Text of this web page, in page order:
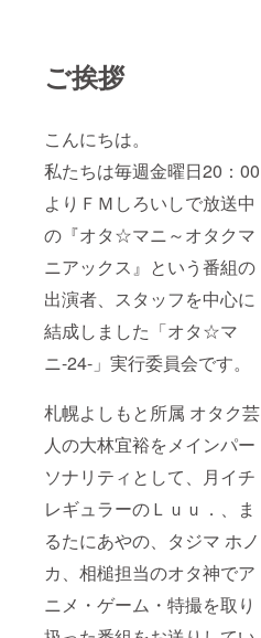
ご挨拶
こんにちは。
私たちは毎週金曜日20：00
よりＦＭしろいしで放送中
の『オタ☆マニ～オタクマ
ニアックス』という番組の
出演者、スタッフを中心に
結成しました「オタ☆マ
ニ-24-」実行委員会です。
札幌よしもと所属 オタク芸
人の大林宜裕をメインパー
ソナリティとして、月イチ
レギュラーのＬｕｕ．、ま
るたにあやの、タジマ ホノ
カ、相槌担当のオタ神でア
ニメ・ゲーム・特撮を取り